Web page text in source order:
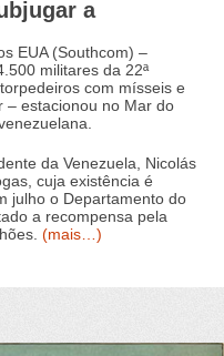
a
EUA (Southcom) –
militares da 22ª
com mísseis e
– estacionou no Mar do
da Venezuela, Nicolás
cuja existência é
julho o Departamento do
a recompensa pela
(mais…)